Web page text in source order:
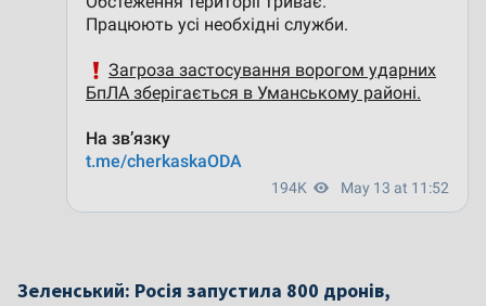
Зеленський: Росія запустила 800 дронів,